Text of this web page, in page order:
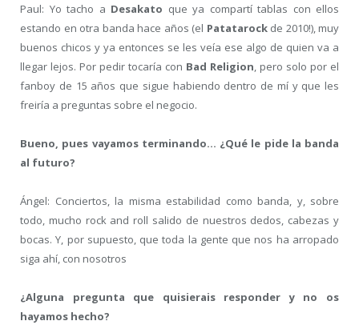
Paul: Yo tacho a Desakato que ya compartí tablas con ellos
estando en otra banda hace años (el Patatarockde 2010!), muy
buenos chicos y ya entonces se les veía ese algo de quien va a
llegar lejos. Por pedir tocaría con Bad Religion, pero solo por el
fanboy de 15 años que sigue habiendo dentro de mí y que les
freiría a preguntas sobre el negocio.
Bueno, pues vayamos terminando… ¿Qué le pide la banda
al futuro?
Ángel: Conciertos, la misma estabilidad como banda, y, sobre
todo, mucho rock and roll salido de nuestros dedos, cabezas y
bocas. Y, por supuesto, que toda la gente que nos ha arropado
siga ahí, con nosotros
¿Alguna pregunta que quisierais responder y no os
hayamos hecho?